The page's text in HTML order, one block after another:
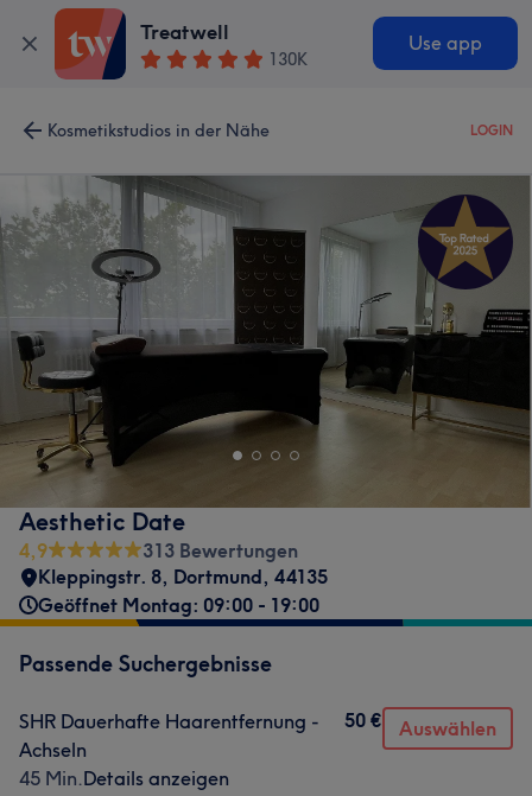
Treatwell
130K
Use app
Kosmetikstudios in der Nähe LOGIN
Aesthetic Date
4,9
313 Bewertungen
Kleppingstr. 8, Dortmund, 44135
Geöffnet Montag: 09:00 - 19:00
Passende Suchergebnisse
SHR Dauerhafte Haarentfernung -
Achseln
45 Min.Details anzeigen
50 € Auswählen